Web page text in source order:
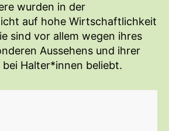
wurden in der
auf hohe Wirtschaftlichkeit
sind vor allem wegen ihres
Aussehens und ihrer
Halter*innen beliebt.